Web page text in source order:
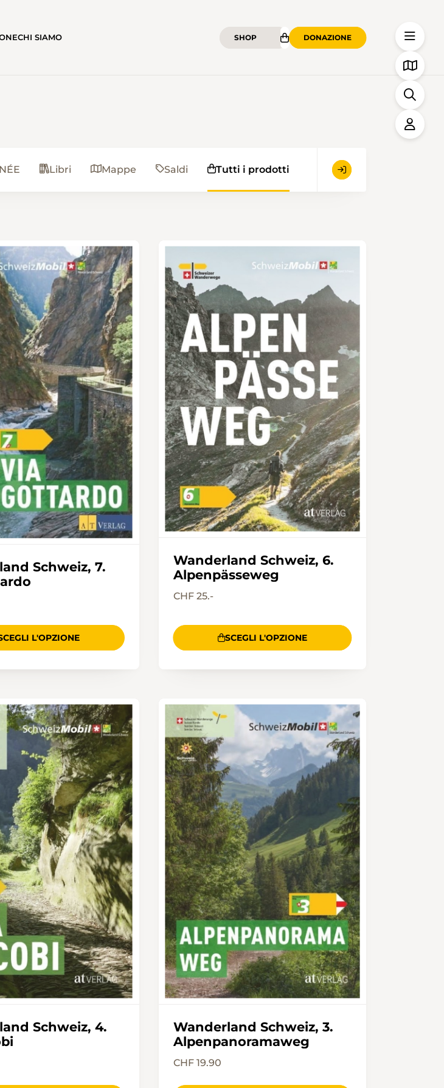
CHI SIAMO SHOP DONAZIONE
Libri Mappe Saldi Tutti i prodotti
Schweiz, 7.
L'OPZIONE
Wanderland Schweiz, 6.
Alpenpässeweg
CHF 25.-
SCEGLI L'OPZIONE
Schweiz, 4.
Wanderland Schweiz, 3.
Alpenpanoramaweg
CHF 19.90